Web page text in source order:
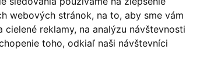
webových stránok, na to, aby sme vám
reklamy, na analýzu návštevnosti
toho, odkiaľ naši návštevníci